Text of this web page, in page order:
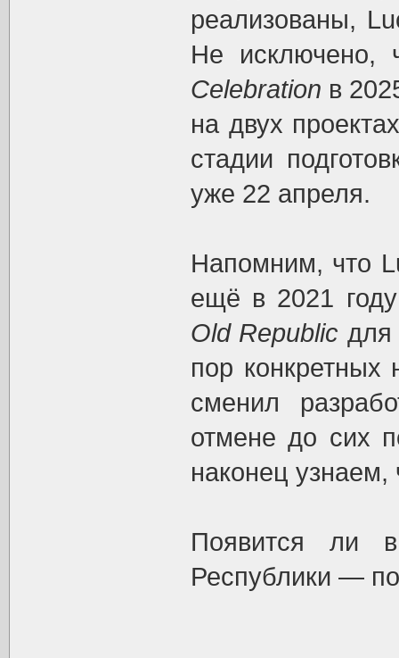
реализованы,
Не исключено,
Celebration в
на двух
стадии
уже 22 апреля.
Напомним, что
ещё в 2021
Old Republic для
пор конкретных
сменил
отмене до сих
наконец узнаем,
Появится ли
Республики —